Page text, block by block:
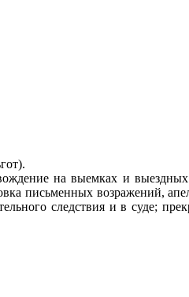
на выемках и
письменных возражений,
следствия и в суде;